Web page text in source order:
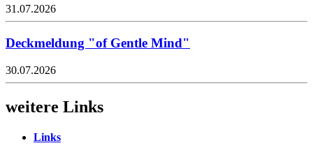
31.07.2026
Deckmeldung "of Gentle Mind"
30.07.2026
weitere Links
Links